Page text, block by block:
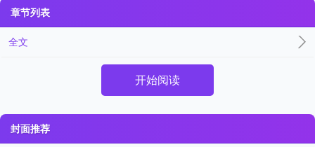
章节列表
全文
开始阅读
封面推荐